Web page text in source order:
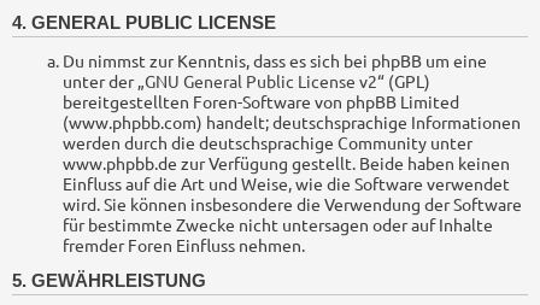
4. GENERAL PUBLIC LICENSE
Du nimmst zur Kenntnis, dass es sich bei phpBB um eine
unter der „GNU General Public License v2“ (GPL)
bereitgestellten Foren-Software von phpBB Limited
(www.phpbb.com) handelt; deutschsprachige Informationen
werden durch die deutschsprachige Community unter
www.phpbb.de zur Verfügung gestellt. Beide haben keinen
Einfluss auf die Art und Weise, wie die Software verwendet
wird. Sie können insbesondere die Verwendung der Software
für bestimmte Zwecke nicht untersagen oder auf Inhalte
fremder Foren Einfluss nehmen.
5. GEWÄHRLEISTUNG